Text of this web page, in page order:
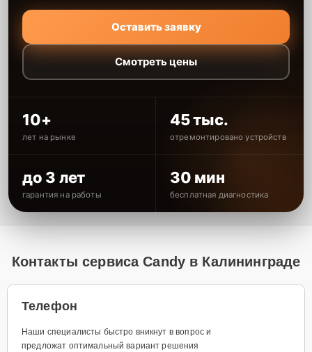
Оставить заявку
Смотреть цены
10+
лет на рынке
45 тыс.
отремонтировано устройств
до 3 лет
гарантия на работы
30 мин
бесплатная диагностика
Контакты сервиса Candy в Калининграде
Телефон
Наши специалисты быстро вникнут в вопрос и
предложат оптимальный вариант решения